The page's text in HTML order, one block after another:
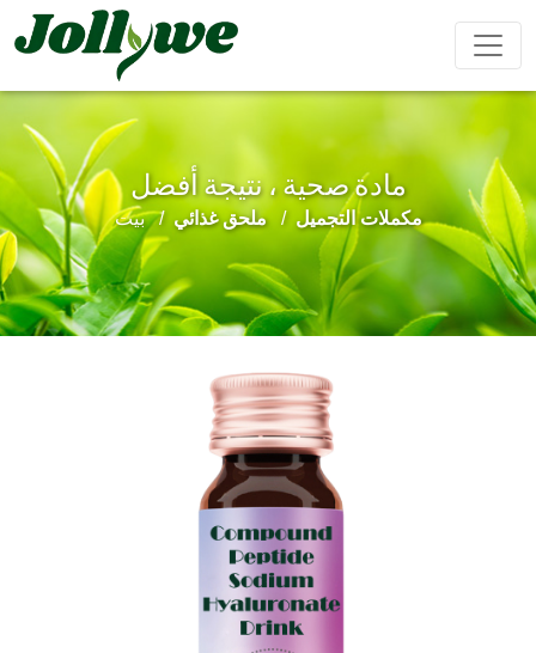
تخفيف
الإمساك
مكمل
غذائي
لإنقاص
الوزن
تحسين
المناعة
تعزيز
الذكور
تحسين
النوم
مكملات
غذائية
للأطفال
لزيادة
الوزن
حبوب كبسولات مشروب بودرة
أكياس الشاي
مادة صحية ، نتيجة أفضل
بيت ملحق غذائي مكملات التجميل